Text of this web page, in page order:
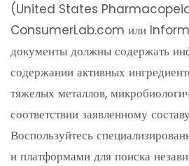
(United States
ConsumerLab.com или
документы должны содержать
содержании активных
тяжелых металлов,
соответствии заявленному
Воспользуйтесь
и платформами для поиска